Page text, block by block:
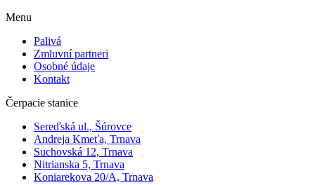
Menu
Palivá
Zmluvní partneri
Osobné údaje
Kontakt
Čerpacie stanice
Sereďská ul., Šúrovce
Andreja Kmeťa, Trnava
Suchovská 12, Trnava
Nitrianska 5, Trnava
Koniarekova 20/A, Trnava